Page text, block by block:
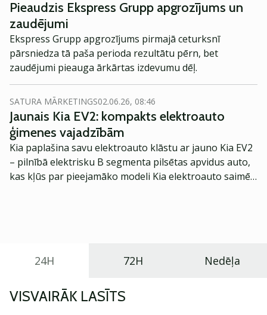
Pieaudzis Ekspress Grupp apgrozījums un
zaudējumi
Ekspress Grupp apgrozījums pirmajā ceturksnī
pārsniedza tā paša perioda rezultātu pērn, bet
zaudējumi pieauga ārkārtas izdevumu dēļ.
SATURA MĀRKETINGS02.06.26, 08:46
Jaunais Kia EV2: kompakts elektroauto
ģimenes vajadzībām
Kia paplašina savu elektroauto klāstu ar jauno Kia EV2
– pilnībā elektrisku B segmenta pilsētas apvidus auto,
kas kļūs par pieejamāko modeli Kia elektroauto saimē
24H 72H Nedēļa
VISVAIRĀK LASĪTS